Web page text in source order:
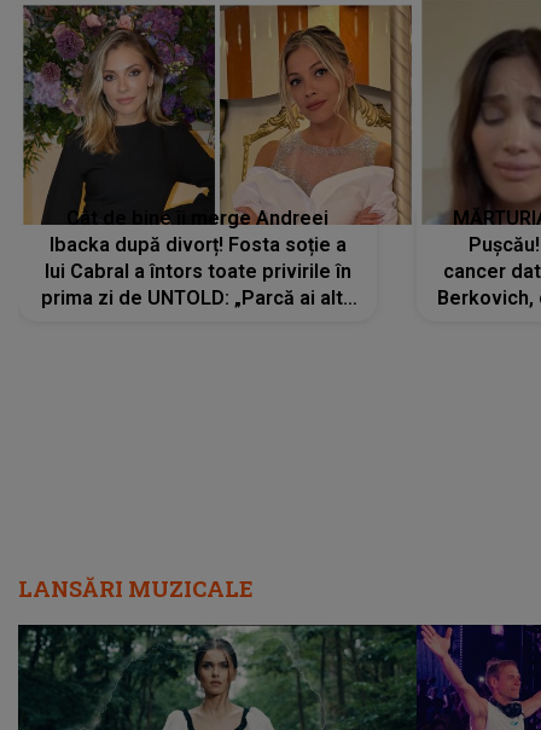
Cât de bine îi merge Andreei
Ibacka după divorț! Fosta soție a
lui Cabral a întors toate privirile în
prima zi de UNTOLD: „Parcă ai altă
cancer
LANSĂRI MUZICALE